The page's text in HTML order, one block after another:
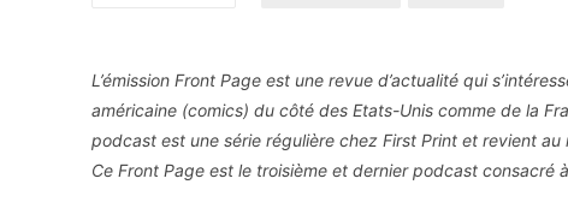
L’émission Front Page est une revue d’actualité qui
américaine (comics) du côté des Etats-Unis comme de la
podcast est une série régulière chez First Print et revient
Ce Front Page est le troisième et dernier podcast consacré